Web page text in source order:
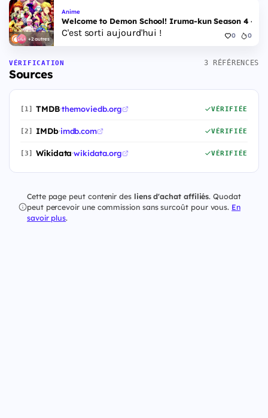
+2 autres
Anime
Welcome to Demon School! Iruma-kun Season 4 -
C'est sorti aujourd'hui ! 0 0
VÉRIFICATION
Sources
3 RÉFÉRENCES
[1] TMDB·themoviedb.org VÉRIFIÉE
[2] IMDb·imdb.com VÉRIFIÉE
[3] Wikidata·wikidata.org VÉRIFIÉE
Cette page peut contenir des liens d'achat affiliés. Quodat
peut percevoir une commission sans surcoût pour vous. En
savoir plus.